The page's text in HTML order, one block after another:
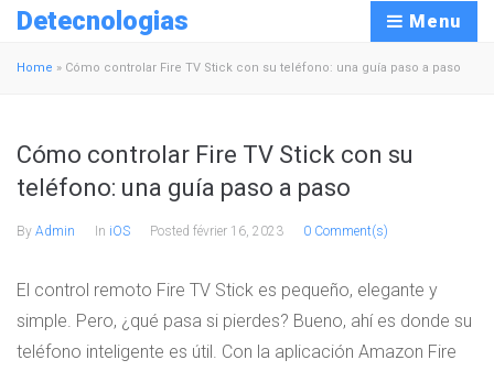
Detecnologias Menu
Home » Cómo controlar Fire TV Stick con su teléfono: una guía paso a paso
Cómo controlar Fire TV Stick con su
teléfono: una guía paso a paso
By Admin In iOS Posted février 16, 2023 0 Comment(s)
El control remoto Fire TV Stick es pequeño, elegante y
simple. Pero, ¿qué pasa si pierdes? Bueno, ahí es donde su
teléfono inteligente es útil. Con la aplicación Amazon Fire